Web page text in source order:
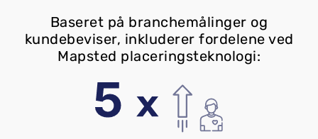
Baseret på branchemålinger og
kundebeviser, inkluderer fordelene ved
Mapsted placeringsteknologi: